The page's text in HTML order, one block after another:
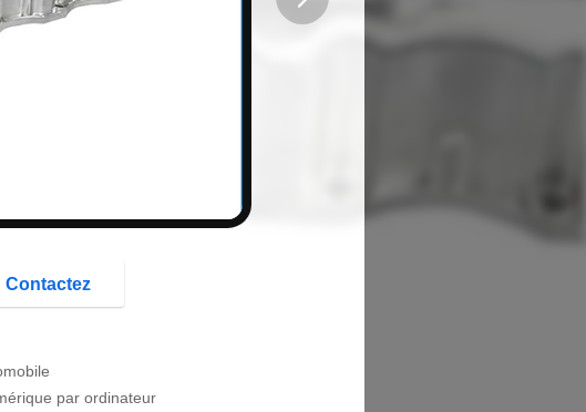
Contactez
par ordinateur